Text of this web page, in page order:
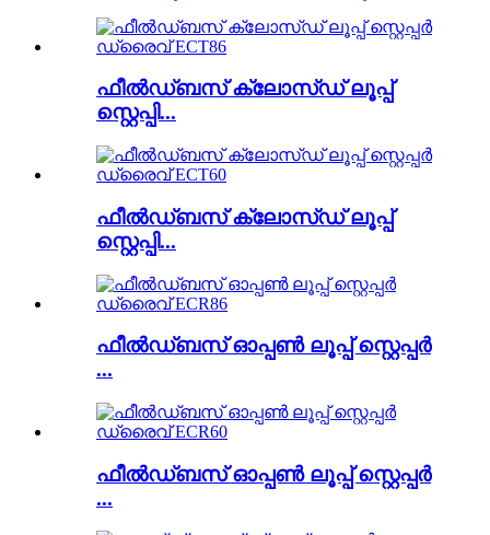
ഫീൽഡ്ബസ് ക്ലോസ്ഡ് ലൂപ്പ്
സ്റ്റെപ്പി...
ഫീൽഡ്ബസ് ക്ലോസ്ഡ് ലൂപ്പ്
സ്റ്റെപ്പി...
ഫീൽഡ്ബസ് ഓപ്പൺ ലൂപ്പ് സ്റ്റെപ്പർ
...
ഫീൽഡ്ബസ് ഓപ്പൺ ലൂപ്പ് സ്റ്റെപ്പർ
...